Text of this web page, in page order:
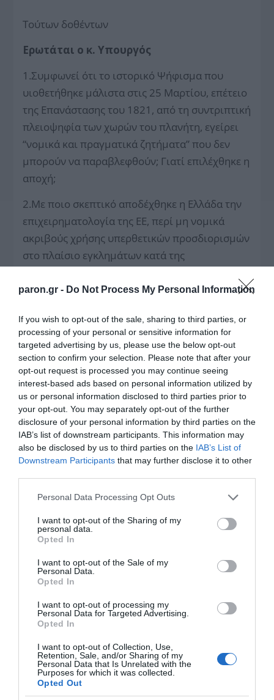
paron.gr - Do Not Process My Personal Information
If you wish to opt-out of the sale, sharing to third parties, or
processing of your personal or sensitive information for
targeted advertising by us, please use the below opt-out
section to confirm your selection. Please note that after your
opt-out request is processed you may continue seeing
interest-based ads based on personal information utilized by
us or personal information disclosed to third parties prior to
your opt-out. You may separately opt-out of the further
disclosure of your personal information by third parties on the
IAB’s list of downstream participants. This information may
also be disclosed by us to third parties on the IAB’s List of
Downstream Participants that may further disclose it to other
Please note that this website/app uses one or more Google
not limited to your visit or usage behaviour. You may click to
grant or deny consent to Google and its third-party tags to
use your data for below specified purposes in below Google
consent section.
Personal Data Processing Opt Outs
I want to opt-out of the Sharing of my
personal data.
Opted In
I want to opt-out of the Sale of my
Personal Data.
Opted In
I want to opt-out of processing my
Personal Data for Targeted Advertising.
Opted In
I want to opt-out of Collection, Use,
Retention, Sale, and/or Sharing of my
Personal Data that Is Unrelated with the
Purposes for which it was collected.
Opted Out
Τούτων δοθέντων
Ερωτάται ο κ. Υπουργός
1.Συμφωνεί ότι το ιστορικό Ψήφισμα που
υιοθετήθηκε μάλιστα στις 25 Μαρτίου, επέτειο
της Επανάστασης του 1821, από τη συντριπτική
πλειοψηφία των χωρών του πλανήτη, εγείρει
“νομικά και πραγματικά ζητήματα” που δεν
μπορούν να παραβλεφθούν; Γιατί επιλέχθηκε η
αποχή;
2.Με ποιο σκεπτικό αποδέχθηκε η Ελλάδα την
επιχειρηματολογία της ΕΕ, περί μη νομικά
ακριβούς χρήσης υπερθετικών προσδιορισμών
στο πλαίσιο εγκλημάτων κατά της
σχετικά με εφαρμογή κανόνων διεθνούς
αποζημιώσεις / επανορθώσεις, κα,
υποβαθμίζοντας έτσι την ουσία της καταδίκης
του δουλεμπορίου Αφρικανών ως εγκλήματος
κατά της ανθρωπότητας;
3.Πως η απόφαση για μη υπερψήφιση του
Ψηφίσματος του ΟΗΕ που αναγνωρίζει το
δουλεμπόριο Αφρικανών ως το βαρύτερο
έγκλημα κατά της ανθρωπότητας, υπηρετεί τον
Διάλογο, τη Διπλωματία και τη Δημοκρατία, τα
διεθνούς Οργανισμού;